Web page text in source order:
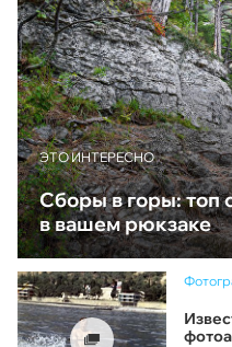
ЭТО ИНТЕРЕСНО
Сборы в горы: топ
в вашем рюкзаке